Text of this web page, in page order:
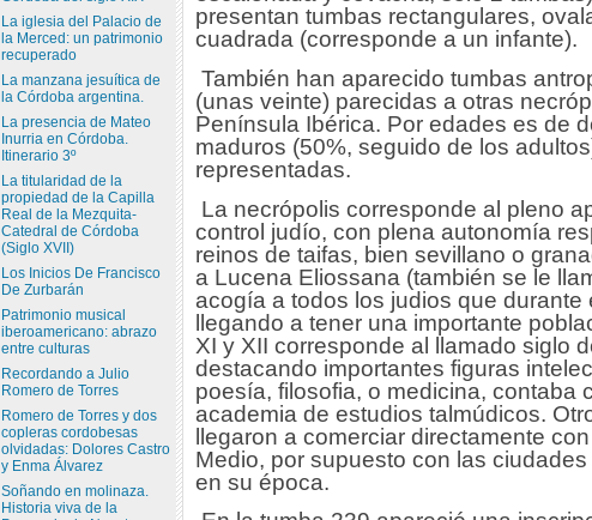
presentan tumbas rectangulares,
cuadrada (corresponde a un infante).
También han aparecido tumbas
(unas veinte) parecidas a otras
Península Ibérica. Por edades es de
maduros (50%, seguido de los
representadas.
La necrópolis corresponde al pleno
control judío, con plena autonomía
reinos de taifas, bien sevillano o
a Lucena Eliossana (también se le
acogía a todos los judios que durante
llegando a tener una importante
XI y XII corresponde al llamado siglo
destacando importantes figuras
poesía, filosofia, o medicina, contaba
academia de estudios talmúdicos.
llegaron a comerciar directamente
Medio, por supuesto con las
en su época.
La iglesia del Palacio de
la Merced: un patrimonio
recuperado
La manzana jesuítica de
la Córdoba argentina.
La presencia de Mateo
Inurria en Córdoba.
Itinerario 3º
La titularidad de la
propiedad de la Capilla
Real de la Mezquita-
Catedral de Córdoba
(Siglo XVII)
Los Inicios De Francisco
De Zurbarán
Patrimonio musical
iberoamericano: abrazo
entre culturas
Recordando a Julio
Romero de Torres
Romero de Torres y dos
copleras cordobesas
olvidadas: Dolores Castro
y Enma Álvarez
Soñando en molinaza.
Historia viva de la